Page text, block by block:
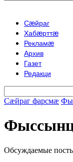
Сæйраг
Хабæрттæ
Рекламæ
Архив
Газет
Редакци
Сæйраг фарсмæ
Обсуждаемые